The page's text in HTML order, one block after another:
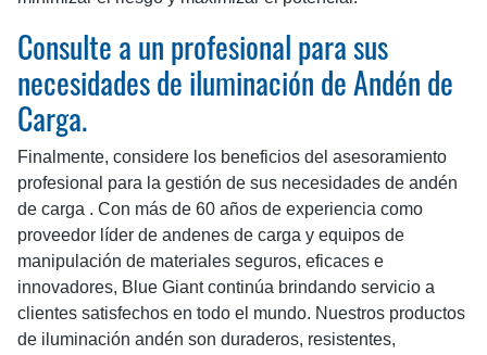
Consulte a un profesional para sus
necesidades de iluminación de Andén de
Carga.
Finalmente, considere los beneficios del asesoramiento
profesional para la gestión de sus necesidades de andén
de carga . Con más de 60 años de experiencia como
proveedor líder de andenes de carga y equipos de
manipulación de materiales seguros, eficaces e
innovadores, Blue Giant continúa brindando servicio a
clientes satisfechos en todo el mundo. Nuestros productos
de iluminación andén son duraderos, resistentes,